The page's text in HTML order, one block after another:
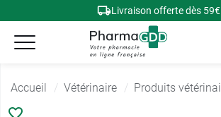
Livraison offerte dès 59€
Accueil Vétérinaire Produits